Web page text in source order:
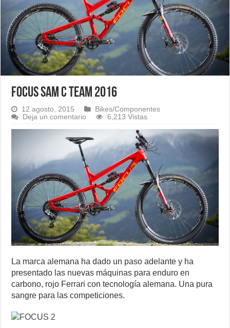
FOCUS SAM C TEAM 2016
12 agosto, 2015
Bikes/Componentes
Deja un comentario
6,213 Vistas
La marca alemana ha dado un paso adelante y ha
presentado las nuevas máquinas para enduro en
carbono, rojo Ferrari con tecnología alemana. Una pura
sangre para las competiciones.